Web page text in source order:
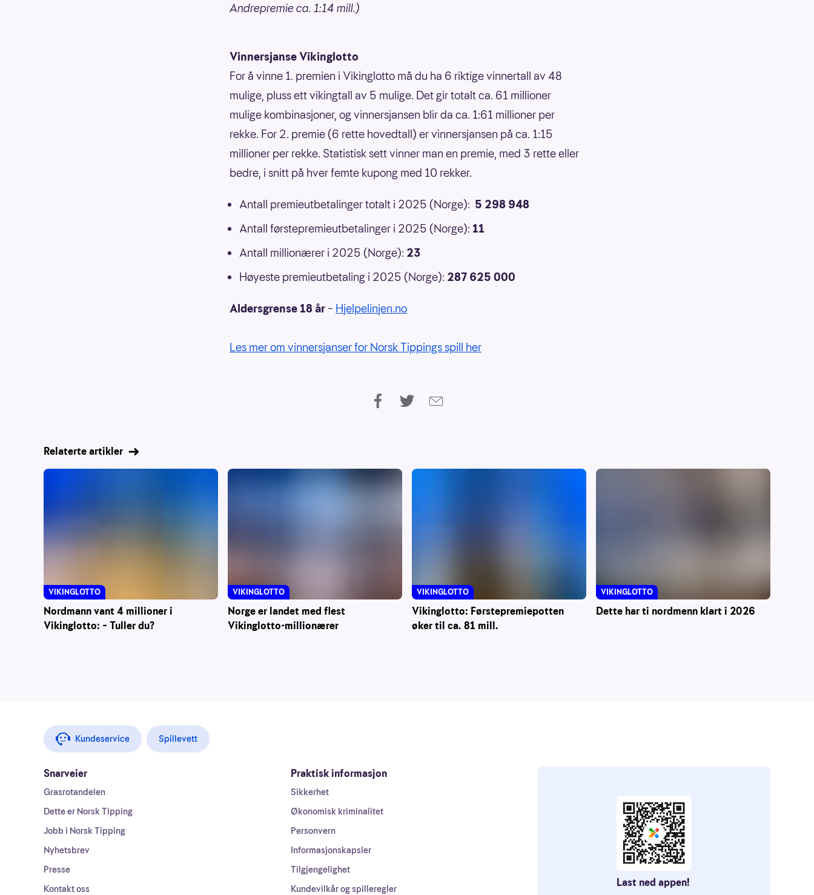
Andrepremie ca. 1:14 mill.)
Vinnersjanse Vikinglotto
For å vinne 1. premien i Vikinglotto må du ha 6 riktige vinnertall av 48
mulige, pluss ett vikingtall av 5 mulige. Det gir totalt ca. 61 millioner
mulige kombinasjoner, og vinnersjansen blir da ca. 1:61 millioner per
rekke. For 2. premie (6 rette hovedtall) er vinnersjansen på ca. 1:15
millioner per rekke. Statistisk sett vinner man en premie, med 3 rette eller
bedre, i snitt på hver femte kupong med 10 rekker.
Antall premieutbetalinger totalt i 2025 (Norge): 5 298 948
Antall førstepremieutbetalinger i 2025 (Norge): 11
Antall millionærer i 2025 (Norge): 23
Høyeste premieutbetaling i 2025 (Norge): 287 625 000
Aldersgrense 18 år – Hjelpelinjen.no
Les mer om vinnersjanser for Norsk Tippings spill her
Relaterte artikler
Nordmann vant 4 millioner i
Vikinglotto: – Tuller du?
VIKINGLOTTO
Norge er landet med flest
Vikinglotto-millionærer
VIKINGLOTTO
Vikinglotto: Førstepremiepotten
øker til ca. 81 mill.
VIKINGLOTTO
Dette har ti nordmenn klart i 2026
VIKINGLOTTO
Kundeservice Spillevett
Snarveier
Grasrotandelen
Dette er Norsk Tipping
Jobb i Norsk Tipping
Nyhetsbrev
Presse
Kontakt oss
Praktisk informasjon
Sikkerhet
Økonomisk kriminalitet
Personvern
Informasjonskapsler
Tilgjengelighet
Kundevilkår og spilleregler
Last ned appen!